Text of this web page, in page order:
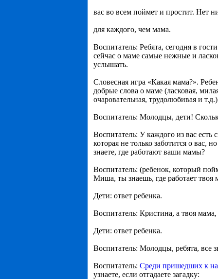
вас во всем поймет и простит. Нет
для каждого, чем мама.
Воспитатель: Ребята, сегодня в
сейчас о маме самые нежные и
услышать.
Словесная игра «Какая мама?».
добрые слова о маме (ласковая,
очаровательная, трудолюбивая и
Воспитатель: Молодцы, дети!
Воспитатель: У каждого из вас есть
которая не только заботится о вас,
знаете, где работают ваши мамы?
Воспитатель: (ребенок, который
Миша, ты знаешь, где работает твоя
Дети: ответ ребенка.
Воспитатель: Кристина, а твоя мама,
Дети: ответ ребенка.
Воспитатель: Молодцы, ребята, все
Воспитатель: Среди пришедших к
узнаете, если отгадаете загадку: